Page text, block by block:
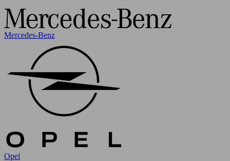
Mercedes-Benz
Opel